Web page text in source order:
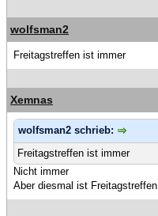
wolfsman2
Freitagstreffen ist immer
Xemnas
wolfsman2 schrieb:
Freitagstreffen ist immer
Nicht immer
Aber diesmal ist Freitagstreffen